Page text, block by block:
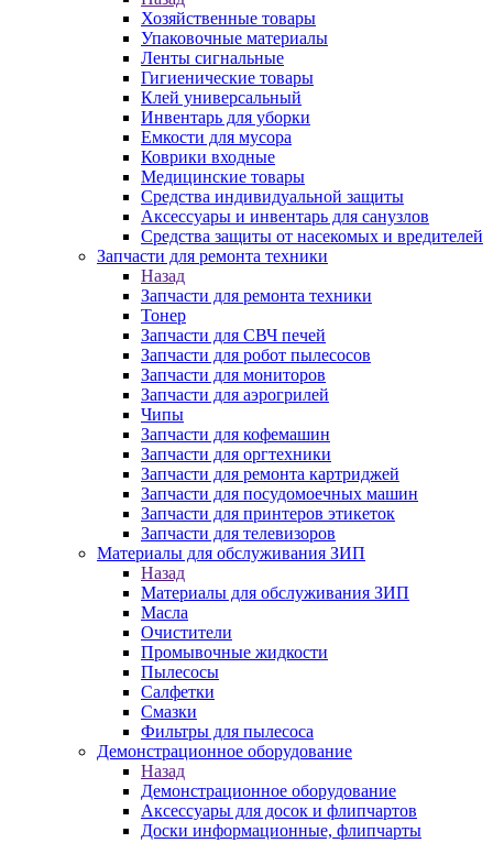
Хозяйственные товары
Упаковочные материалы
Ленты сигнальные
Гигиенические товары
Клей универсальный
Инвентарь для уборки
Емкости для мусора
Коврики входные
Медицинские товары
Средства индивидуальной защиты
Аксессуары и инвентарь для санузлов
Средства защиты от насекомых и вредителей
Запчасти для ремонта техники
Назад
Запчасти для ремонта техники
Тонер
Запчасти для СВЧ печей
Запчасти для робот пылесосов
Запчасти для мониторов
Запчасти для аэрогрилей
Чипы
Запчасти для кофемашин
Запчасти для оргтехники
Запчасти для ремонта картриджей
Запчасти для посудомоечных машин
Запчасти для принтеров этикеток
Запчасти для телевизоров
Материалы для обслуживания ЗИП
Назад
Материалы для обслуживания ЗИП
Масла
Очистители
Промывочные жидкости
Пылесосы
Салфетки
Смазки
Фильтры для пылесоса
Демонстрационное оборудование
Назад
Демонстрационное оборудование
Аксессуары для досок и флипчартов
Доски информационные, флипчарты